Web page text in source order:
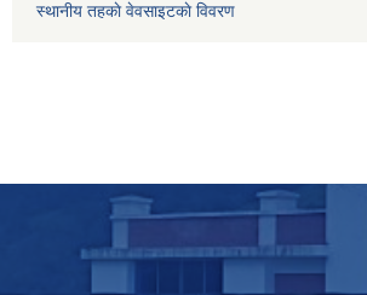
स्थानीय तहकाे वेवसाइटकाे विवरण